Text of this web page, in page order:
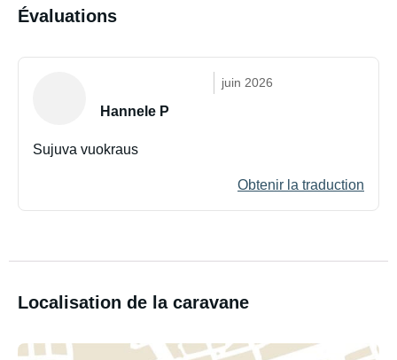
Évaluations
juin 2026
Hannele P
Sujuva vuokraus
Obtenir la traduction
Localisation de la caravane